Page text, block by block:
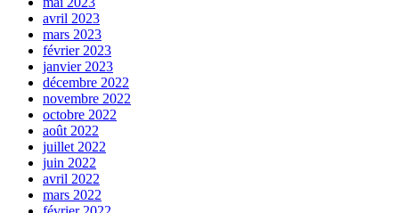
avril 2023
mars 2023
février 2023
janvier 2023
décembre 2022
novembre 2022
octobre 2022
août 2022
juillet 2022
juin 2022
avril 2022
mars 2022